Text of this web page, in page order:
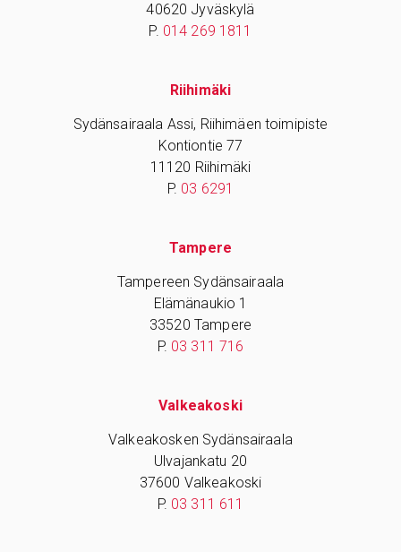
40620 Jyväskylä
P. 014 269 1811
Riihimäki
Sydänsairaala Assi, Riihimäen toimipiste
Kontiontie 77
11120 Riihimäki
P. 03 6291
Tampere
Tampereen Sydänsairaala
Elämänaukio 1
33520 Tampere
P. 03 311 716
Valkeakoski
Valkeakosken Sydänsairaala
Ulvajankatu 20
37600 Valkeakoski
P. 03 311 611